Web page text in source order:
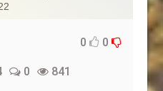
0 0
0 841